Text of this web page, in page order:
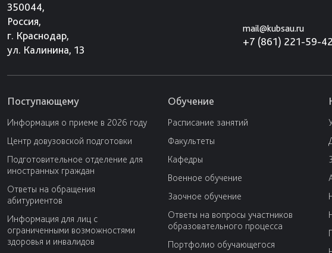
350044,
Россия,
г. Краснодар,
ул. Калинина, 13
mail@kubsau.ru
+7 (861) 221-59-42
Поступающему
Информация о приеме в 2026 году
Центр довузовской подготовки
Подготовительное отделение для
иностранных граждан
Ответы на обращения
абитуриентов
Информация для лиц с
ограниченными возможностями
здоровья и инвалидов
Обучение
Расписание занятий
Факультеты
Кафедры
Военное обучение
Заочное обучение
Ответы на вопросы участников
образовательного процесса
Портфолио обучающегося